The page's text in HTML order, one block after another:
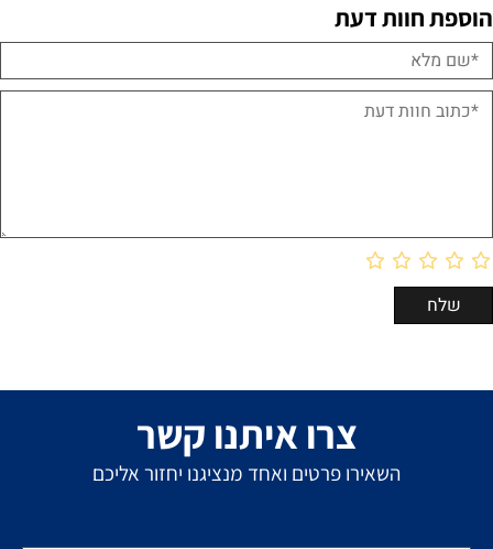
הוספת חוות דעת
צרו איתנו קשר
השאירו פרטים ואחד מנציגנו יחזור אליכם